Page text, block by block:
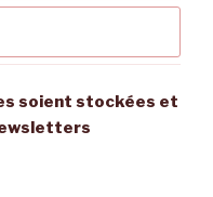
soient stockées et